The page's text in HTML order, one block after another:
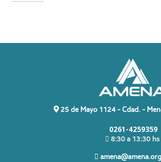
25 de Mayo 1124 - Cdad. -
0261-4259359
8:30 a 13:30 hs